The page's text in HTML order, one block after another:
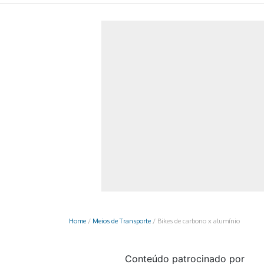
Home / Meios de Transporte / Bikes de carbono x alumínio
Conteúdo patrocinado por